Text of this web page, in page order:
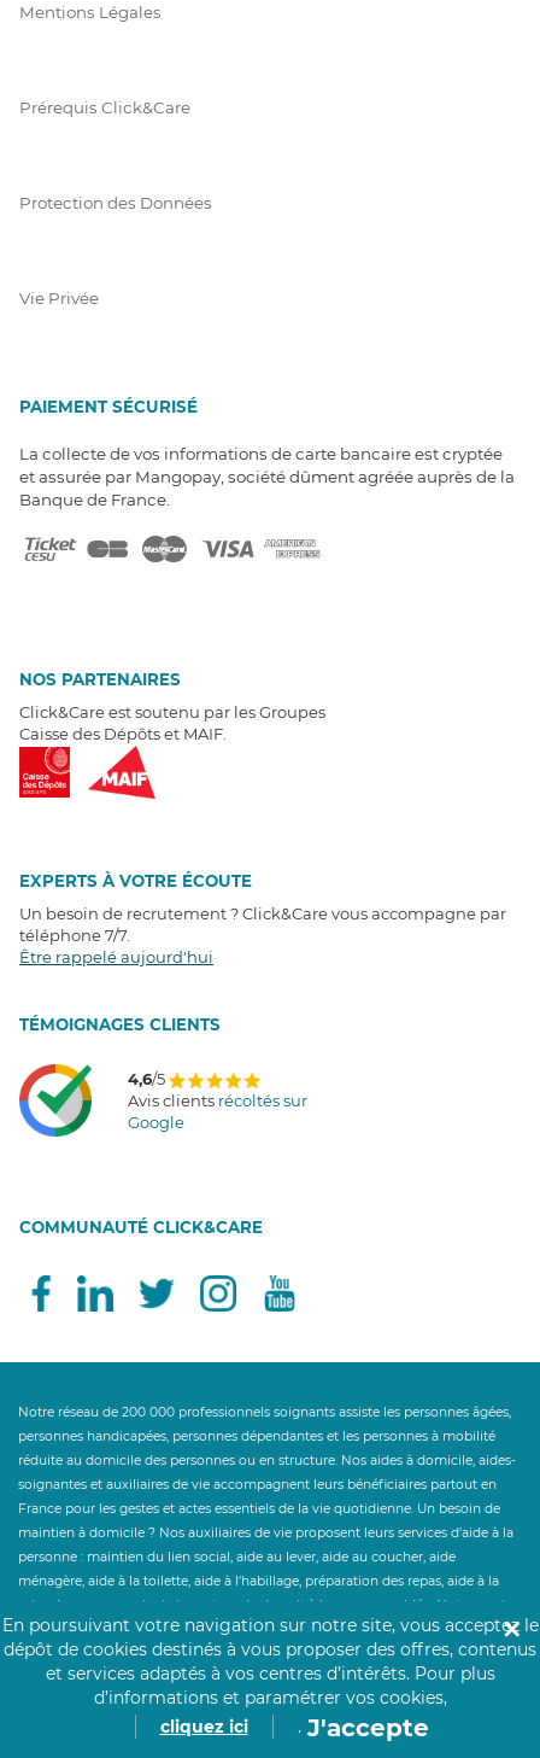
Mentions Légales
Prérequis Click&Care
Protection des Données
Vie Privée
PAIEMENT SÉCURISÉ
La collecte de vos informations de carte bancaire est cryptée
et assurée par Mangopay, société dûment agréée auprès de la
Banque de France.
NOS PARTENAIRES
Click&Care est soutenu par les Groupes
Caisse des Dépôts et MAIF.
EXPERTS À VOTRE ÉCOUTE
Un besoin de recrutement ? Click&Care vous accompagne par
téléphone 7/7
Être rappelé aujourd'hui
TÉMOIGNAGES CLIENTS
4,6/5
Avis clients récoltés sur
Google
COMMUNAUTÉ CLICK&CARE
Notre réseau de 200 000 professionnels soignants assiste les personnes âgées,
personnes handicapées, personnes dépendantes et les personnes à mobilité
réduite au domicile des personnes ou en structure. Nos aides à domicile, aides-
soignantes et auxiliaires de vie accompagnent leurs bénéficiaires partout en
France pour les gestes et actes essentiels de la vie quotidienne. Un besoin de
maintien à domicile ? Nos auxiliaires de vie proposent leurs services d'aide à la
personne : maintien du lien social, aide au lever, aide au coucher, aide
ménagère, aide à la toilette, aide à l'habillage, préparation des repas, aide à la
prise des repas, garde de jour et garde de nuit à la personne aidée. Notre service
d'aide à la personne accompagne le maintien à domicile et le retour à domicile
après hospitalisation. Click&Care ouvre droit à des aides financières telles que
l'Allocation Personnalisée d'Autonomie et au crédit d'impôt des services à la
personne à hauteur de 50%. Un besoin de personnel hospitalier en
établissement ? Click&Care recrute pour vous les soignants et infirmiers les plus
En poursuivant votre navigation sur notre site, vous acceptez le
dépôt de cookies destinés à vous proposer des offres, contenus
et services adaptés à vos centres d’intérêts. Pour plus
d’informations et paramétrer vos cookies,
cliquez ici
. J'accepte
✕